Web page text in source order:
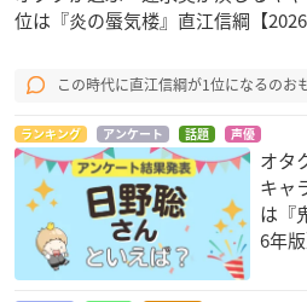
位は『炎の蜃気楼』直江信綱【2026
この時代に直江信綱が1位になるのお
ランキング アンケート 話題 声優
オタ
キャ
は『
6年版